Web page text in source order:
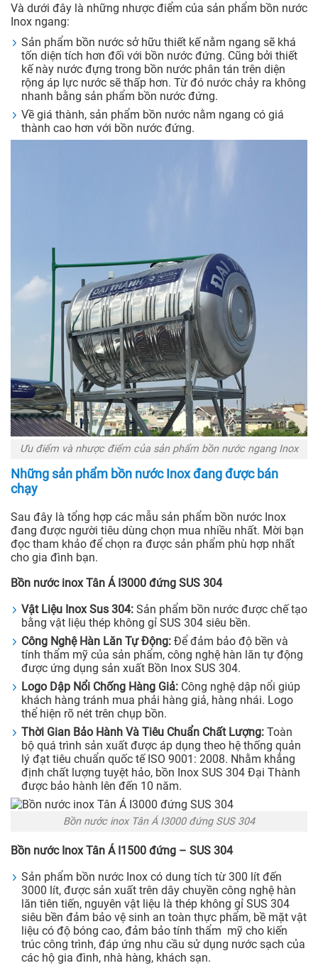
Và dưới đây là những nhược điểm của sản phẩm bồn nước
Inox ngang:
Sản phẩm bồn nước sở hữu thiết kế nằm ngang sẽ khá
tốn diện tích hơn đối với bồn nước đứng. Cũng bởi thiết
kế này nước đựng trong bồn nước phân tán trên diện
rộng áp lực nước sẽ thấp hơn. Từ đó nước chảy ra không
nhanh bằng sản phẩm bồn nước đứng.
Về giá thành, sản phẩm bồn nước nằm ngang có giá
thành cao hơn với bồn nước đứng.
Ưu điểm và nhược điểm của sản phẩm bồn nước ngang Inox
Những sản phẩm bồn nước Inox đang được bán
chạy
Sau đây là tổng hợp các mẫu sản phẩm bồn nước Inox
đang được người tiêu dùng chọn mua nhiều nhất. Mời bạn
đọc tham khảo để chọn ra được sản phẩm phù hợp nhất
cho gia đình bạn.
Bồn nước inox Tân Á I3000 đứng SUS 304
Vật Liệu Inox Sus 304: Sản phẩm bồn nước được chế tạo
bằng vật liệu thép không gỉ SUS 304 siêu bền.
Công Nghệ Hàn Lăn Tự Động: Để đảm bảo độ bền và
tính thẩm mỹ của sản phẩm, công nghệ hàn lăn tự động
được ứng dụng sản xuất Bồn Inox SUS 304.
Logo Dập Nổi Chống Hàng Giả: Công nghệ dập nổi giúp
khách hàng tránh mua phải hàng giả, hàng nhái. Logo
thể hiện rõ nét trên chụp bồn.
Thời Gian Bảo Hành Và Tiêu Chuẩn Chất Lượng: Toàn
bộ quá trình sản xuất được áp dụng theo hệ thống quản
lý đạt tiêu chuẩn quốc tế ISO 9001: 2008. Nhằm khẳng
định chất lượng tuyệt hảo, bồn Inox SUS 304 Đại Thành
được bảo hành lên đến 10 năm.
Bồn nước inox Tân Á I3000 đứng SUS 304
Bồn nước Inox Tân Á I1500 đứng – SUS 304
Sản phẩm bồn nước Inox có dung tích từ 300 lít đến
3000 lít, được sản xuất trên dây chuyền công nghệ hàn
lăn tiên tiến, nguyên vật liệu là thép không gỉ SUS 304
siêu bền đảm bảo vệ sinh an toàn thực phẩm, bề mặt vật
liệu có độ bóng cao, đảm bảo tính thẩm mỹ cho kiến
trúc công trình, đáp ứng nhu cầu sử dụng nước sạch của
các hộ gia đình, nhà hàng, khách sạn.